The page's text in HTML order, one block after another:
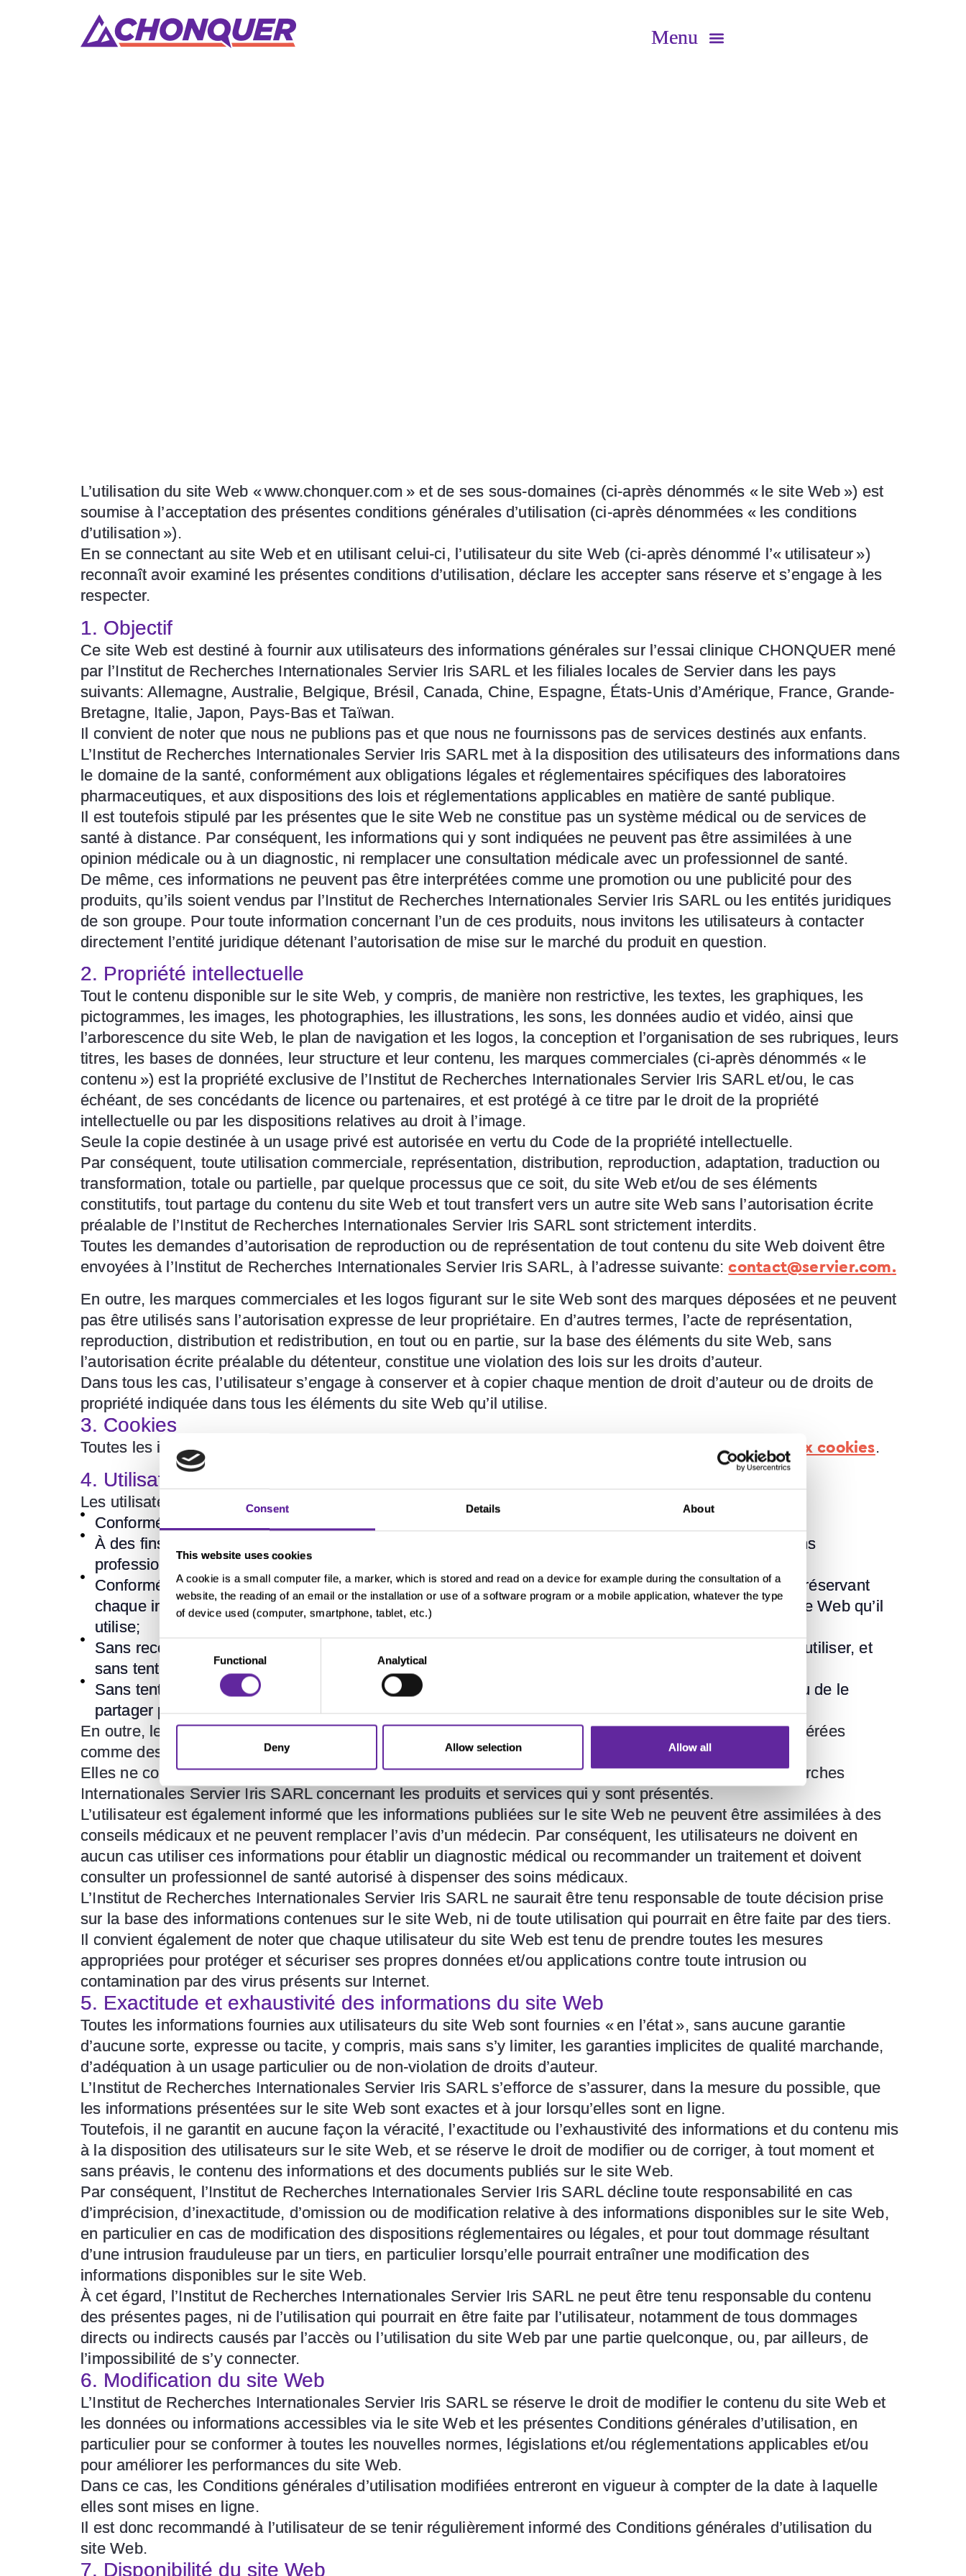
Consent Details About
This website uses cookies
A cookie is a small computer file, a marker, which is stored and read on a device for example during the consultation of a
website, the reading of an email or the installation or use of a software program or a mobile application, whatever the type
of device used (computer, smartphone, tablet, etc.)
Consent
Functional Analytical
Deny Allow selection Allow all
L’utilisation du site Web « www.chonquer.com » et de ses sous-domaines (ci-après dénommés « le site Web ») est
soumise à l’acceptation des présentes conditions générales d’utilisation (ci-après dénommées « les conditions
d’utilisation »).
En se connectant au site Web et en utilisant celui-ci, l’utilisateur du site Web (ci-après dénommé l’« utilisateur »)
reconnaît avoir examiné les présentes conditions d’utilisation, déclare les accepter sans réserve et s’engage à les
respecter.
1. Objectif
Ce site Web est destiné à fournir aux utilisateurs des informations générales sur l’essai clinique CHONQUER mené
par l’Institut de Recherches Internationales Servier Iris SARL et les filiales locales de Servier dans les pays
suivants: Allemagne, Australie, Belgique, Brésil, Canada, Chine, Espagne, États-Unis d’Amérique, France, Grande-
Bretagne, Italie, Japon, Pays-Bas et Taïwan.
Il convient de noter que nous ne publions pas et que nous ne fournissons pas de services destinés aux enfants.
L’Institut de Recherches Internationales Servier Iris SARL met à la disposition des utilisateurs des informations dans
le domaine de la santé, conformément aux obligations légales et réglementaires spécifiques des laboratoires
pharmaceutiques, et aux dispositions des lois et réglementations applicables en matière de santé publique.
Il est toutefois stipulé par les présentes que le site Web ne constitue pas un système médical ou de services de
santé à distance. Par conséquent, les informations qui y sont indiquées ne peuvent pas être assimilées à une
opinion médicale ou à un diagnostic, ni remplacer une consultation médicale avec un professionnel de santé.
De même, ces informations ne peuvent pas être interprétées comme une promotion ou une publicité pour des
produits, qu’ils soient vendus par l’Institut de Recherches Internationales Servier Iris SARL ou les entités juridiques
de son groupe. Pour toute information concernant l’un de ces produits, nous invitons les utilisateurs à contacter
directement l’entité juridique détenant l’autorisation de mise sur le marché du produit en question.
2. Propriété intellectuelle
Tout le contenu disponible sur le site Web, y compris, de manière non restrictive, les textes, les graphiques, les
pictogrammes, les images, les photographies, les illustrations, les sons, les données audio et vidéo, ainsi que
l’arborescence du site Web, le plan de navigation et les logos, la conception et l’organisation de ses rubriques, leurs
titres, les bases de données, leur structure et leur contenu, les marques commerciales (ci-après dénommés « le
contenu ») est la propriété exclusive de l’Institut de Recherches Internationales Servier Iris SARL et/ou, le cas
échéant, de ses concédants de licence ou partenaires, et est protégé à ce titre par le droit de la propriété
intellectuelle ou par les dispositions relatives au droit à l’image.
Seule la copie destinée à un usage privé est autorisée en vertu du Code de la propriété intellectuelle.
Par conséquent, toute utilisation commerciale, représentation, distribution, reproduction, adaptation, traduction ou
transformation, totale ou partielle, par quelque processus que ce soit, du site Web et/ou de ses éléments
constitutifs, tout partage du contenu du site Web et tout transfert vers un autre site Web sans l’autorisation écrite
préalable de l’Institut de Recherches Internationales Servier Iris SARL sont strictement interdits.
Toutes les demandes d’autorisation de reproduction ou de représentation de tout contenu du site Web doivent être
envoyées à l’Institut de Recherches Internationales Servier Iris SARL, à l’adresse suivante:contact@servier.com.
En outre, les marques commerciales et les logos figurant sur le site Web sont des marques déposées et ne peuvent
pas être utilisés sans l’autorisation expresse de leur propriétaire. En d’autres termes, l’acte de représentation,
reproduction, distribution et redistribution, en tout ou en partie, sur la base des éléments du site Web, sans
l’autorisation écrite préalable du détenteur, constitue une violation des lois sur les droits d’auteur.
Dans tous les cas, l’utilisateur s’engage à conserver et à copier chaque mention de droit d’auteur ou de droits de
propriété indiquée dans tous les éléments du site Web qu’il utilise.
3. Cookies
Toutes les informations relatives au traitement des cookies sont définies dans la politique relative aux cookies.
4. Utilisation du site Web
Les utilisateurs s’engagent à utiliser le site Web:
Conformément à l’utilisation prévue;
À des fins privées, à l’exclusion de toutes les activités commerciales ou promotionnelles, ou à des fins
professionnelles, promotionnelles, marketing ou commerciales;
Conformément aux droits d’auteur et à tous les autres types de droits de propriété intellectuelle, en préservant
chaque indication de droit d’auteur ou de droit de propriété mentionnée dans tous les éléments du site Web qu’il
utilise;
Sans recourir à un robot ou à tout autre moyen automatisé pour accéder au contenu du site Web et l’utiliser, et
sans tenter d’entraver le site Web;
Sans tenter de le copier, de le reproduire en tout ou partie, de le rendre accessible, de le distribuer ou de le
partager par quelque moyen que ce soit à des tiers non autorisés.
En outre, les informations fournies sur le site Web ne sont pas contractuelles et ne peuvent être considérées
comme des offres de services ou de produits.
Elles ne constituent en aucun cas une assertion, une garantie ou un engagement de l’Institut de Recherches
Internationales Servier Iris SARL concernant les produits et services qui y sont présentés.
L’utilisateur est également informé que les informations publiées sur le site Web ne peuvent être assimilées à des
conseils médicaux et ne peuvent remplacer l’avis d’un médecin. Par conséquent, les utilisateurs ne doivent en
aucun cas utiliser ces informations pour établir un diagnostic médical ou recommander un traitement et doivent
consulter un professionnel de santé autorisé à dispenser des soins médicaux.
L’Institut de Recherches Internationales Servier Iris SARL ne saurait être tenu responsable de toute décision prise
sur la base des informations contenues sur le site Web, ni de toute utilisation qui pourrait en être faite par des tiers.
Il convient également de noter que chaque utilisateur du site Web est tenu de prendre toutes les mesures
appropriées pour protéger et sécuriser ses propres données et/ou applications contre toute intrusion ou
contamination par des virus présents sur Internet.
5. Exactitude et exhaustivité des informations du site Web
Toutes les informations fournies aux utilisateurs du site Web sont fournies « en l’état », sans aucune garantie
d’aucune sorte, expresse ou tacite, y compris, mais sans s’y limiter, les garanties implicites de qualité marchande,
d’adéquation à un usage particulier ou de non-violation de droits d’auteur.
L’Institut de Recherches Internationales Servier Iris SARL s’efforce de s’assurer, dans la mesure du possible, que
les informations présentées sur le site Web sont exactes et à jour lorsqu’elles sont en ligne.
Toutefois, il ne garantit en aucune façon la véracité, l’exactitude ou l’exhaustivité des informations et du contenu mis
à la disposition des utilisateurs sur le site Web, et se réserve le droit de modifier ou de corriger, à tout moment et
sans préavis, le contenu des informations et des documents publiés sur le site Web.
Par conséquent, l’Institut de Recherches Internationales Servier Iris SARL décline toute responsabilité en cas
d’imprécision, d’inexactitude, d’omission ou de modification relative à des informations disponibles sur le site Web,
en particulier en cas de modification des dispositions réglementaires ou légales, et pour tout dommage résultant
d’une intrusion frauduleuse par un tiers, en particulier lorsqu’elle pourrait entraîner une modification des
informations disponibles sur le site Web.
À cet égard, l’Institut de Recherches Internationales Servier Iris SARL ne peut être tenu responsable du contenu
des présentes pages, ni de l’utilisation qui pourrait en être faite par l’utilisateur, notamment de tous dommages
directs ou indirects causés par l’accès ou l’utilisation du site Web par une partie quelconque, ou, par ailleurs, de
l’impossibilité de s’y connecter.
6. Modification du site Web
L’Institut de Recherches Internationales Servier Iris SARL se réserve le droit de modifier le contenu du site Web et
les données ou informations accessibles via le site Web et les présentes Conditions générales d’utilisation, en
particulier pour se conformer à toutes les nouvelles normes, législations et/ou réglementations applicables et/ou
pour améliorer les performances du site Web.
Dans ce cas, les Conditions générales d’utilisation modifiées entreront en vigueur à compter de la date à laquelle
elles sont mises en ligne.
Il est donc recommandé à l’utilisateur de se tenir régulièrement informé des Conditions générales d’utilisation du
site Web.
7. Disponibilité du site Web